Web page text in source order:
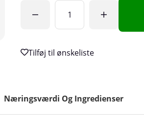
Næringsværdi Og Ingredienser